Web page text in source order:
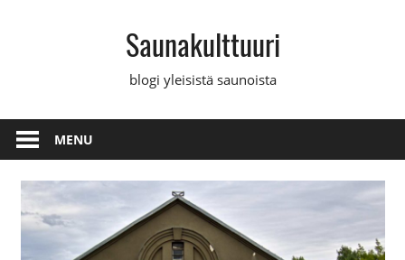
Saunakulttuuri
blogi yleisistä saunoista
MENU